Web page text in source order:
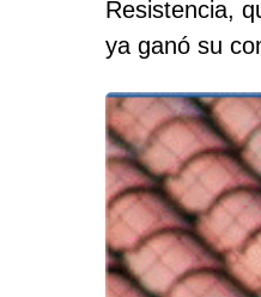
Resistencia,
ya ganó su